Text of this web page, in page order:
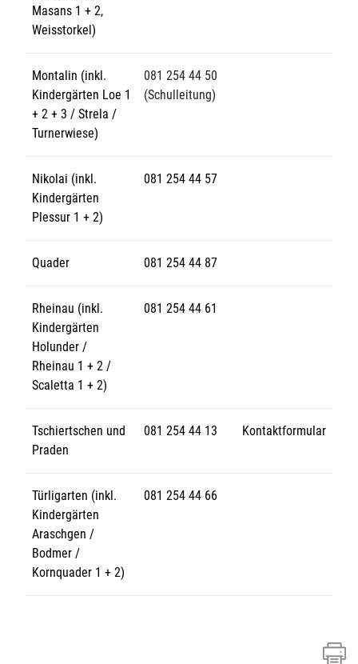
Masans 1 + 2,
Weisstorkel)
Montalin (inkl.
Kindergärten Loe 1
+ 2 + 3 / Strela /
Turnerwiese)
081 254 44 50
(Schulleitung)
Nikolai (inkl.
Kindergärten
Plessur 1 + 2)
081 254 44 57
Quader 081 254 44 87
Rheinau (inkl.
Kindergärten
Holunder /
Rheinau 1 + 2 /
Scaletta 1 + 2)
081 254 44 61
Tschiertschen und
Praden
081 254 44 13 Kontaktformular
Türligarten (inkl.
Kindergärten
Araschgen /
Bodmer /
Kornquader 1 + 2)
081 254 44 66